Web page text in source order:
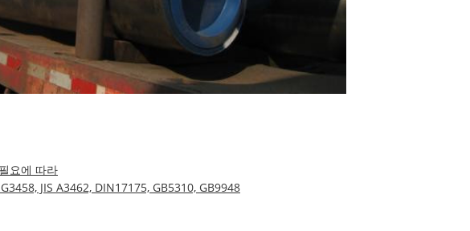
요에 따라
JIS A3462, DIN17175, GB5310, GB9948